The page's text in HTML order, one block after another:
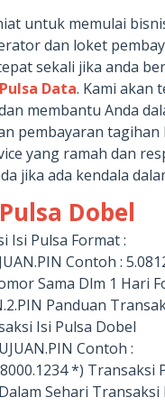
untuk memulai
dan loket
sekali jika anda
Data. Kami akan
membantu Anda
pembayaran tagihan
yang ramah dan
jika ada kendala
Dobel
Isi Pulsa Format :
Contoh :
Sama Dlm 1 Hari
Panduan
Isi Pulsa Dobel
Contoh :
*) Transaksi
Sehari Transaksi